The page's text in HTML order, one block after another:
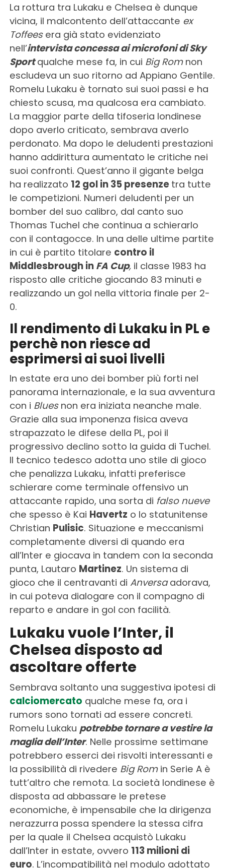
La rottura tra Lukaku e Chelsea è dunque
vicina, il malcontento dell’attaccante ex
Toffeesera già stato evidenziato
nell’intervista concessa ai microfoni di Sky
Sportqualche mese fa, in cui Big Rom non
escludeva un suo ritorno ad Appiano Gentile.
Romelu Lukaku è tornato sui suoi passi e ha
chiesto scusa, ma qualcosa era cambiato.
La maggior parte della tifoseria londinese
dopo averlo criticato, sembrava averlo
perdonato. Ma dopo le deludenti prestazioni
hanno addirittura aumentato le critiche nei
suoi confronti. Quest’anno il gigante belga
ha realizzato 12 gol in 35 presenze tra tutte
le competizioni. Numeri deludenti per un
bomber del suo calibro, dal canto suo
Thomas Tuchel che continua a schierarlo
con il contagocce. In una delle ultime partite
in cui è partito titolare contro il
Middlesbrough in FA Cup, il classe 1983 ha
risposto alle critiche giocando 83 minuti e
realizzando un gol nella vittoria finale per 2-
0.
Il rendimento di Lukaku in PL e
perchè non riesce ad
esprimersi ai suoi livelli
In estate era uno dei bomber più forti nel
panorama internazionale, e la sua avventura
con i Bluesnon era iniziata neanche male.
Grazie alla sua imponenza fisica aveva
strapazzato le difese della PL, poi il
progressivo declino sotto la guida di Tuchel.
Il tecnico tedesco adotta uno stile di gioco
che penalizza Lukaku, infatti preferisce
schierare come terminale offensivo un
attaccante rapido, una sorta di falso nueve
che spesso è Kai Havertz o lo statunitense
Christian Pulisic. Situazione e meccanismi
completamente diversi di quando era
all’Inter e giocava in tandem con la seconda
punta, Lautaro Martinez. Un sistema di
gioco che il centravanti di Anversaadorava,
in cui poteva dialogare con il compagno di
reparto e andare in gol con facilità.
Lukaku vuole l’Inter, il
Chelsea disposto ad
ascoltare offerte
Sembrava soltanto una suggestiva ipotesi di
calciomercato qualche mese fa, ora i
rumors sono tornati ad essere concreti.
Romelu Lukaku potrebbe tornare a vestire la
maglia dell’Inter. Nelle prossime settimane
potrebbero esserci dei risvolti interessanti e
la possibilità di rivedere Big Romin Serie A è
tutt’altro che remota. La società londinese è
disposta ad abbassare le pretese
economiche, è impensabile che la dirigenza
nerazzurra possa spendere la stessa cifra
per la quale il Chelsea acquistò Lukaku
dall’Inter in estate, ovvero 113 milioni di
euro. L’incompatibilità nel modulo adottato